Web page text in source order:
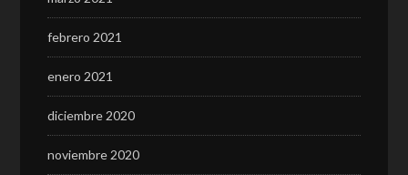
febrero 2021
enero 2021
diciembre 2020
noviembre 2020